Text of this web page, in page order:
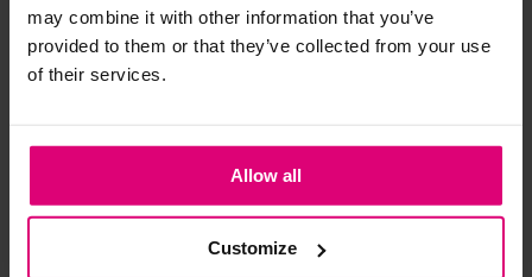
may combine it with other information that you’ve
provided to them or that they’ve collected from your use
of their services.
Allow all
CustomizeBeaumont